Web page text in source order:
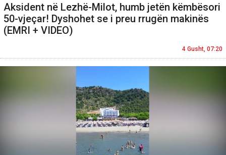
Aksident në Lezhë-Milot, humb jetën këmbësori
50-vjeçar! Dyshohet se i preu rrugën makinës
(EMRI + VIDEO)
4 Gusht, 07:20